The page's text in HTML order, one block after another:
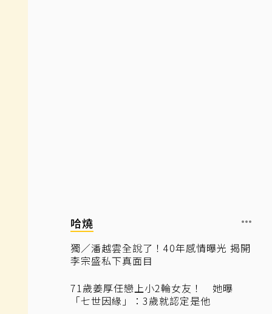
哈燒
獨／潘越雲全說了！40年感情曝光 揭開
李宗盛私下真面目
71歲姜厚任戀上小2輪女友！ 她曝
「七世因緣」：3歲就認定是他